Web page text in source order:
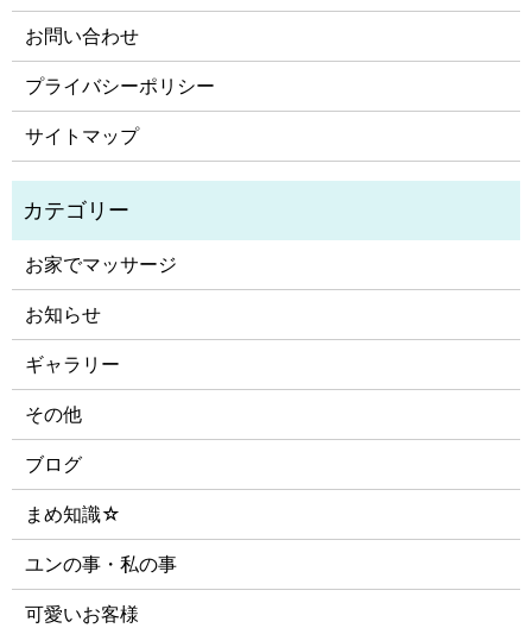
お問い合わせ
プライバシーポリシー
サイトマップ
お家でマッサージ
お知らせ
ギャラリー
その他
ブログ
まめ知識☆
ユンの事・私の事
可愛いお客様